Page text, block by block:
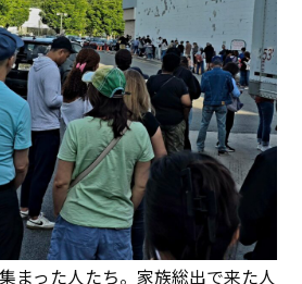
まった人たち。家族総出で来た人